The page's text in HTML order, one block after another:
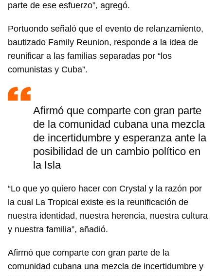
Guardar como favorito
Para poder guardar como favorito, primero has de
iniciar sesión con tu cuenta de 14ymedio.
parte de ese esfuerzo”, agregó.
Portuondo señaló que el evento de relanzamiento,
bautizado Family Reunion, responde a la idea de
reunificar a las familias separadas por “los
comunistas y Cuba”.
Afirmó que comparte con gran parte
de la comunidad cubana una mezcla
de incertidumbre y esperanza ante la
posibilidad de un cambio político en
la Isla
“Lo que yo quiero hacer con Crystal y la razón por
la cual La Tropical existe es la reunificación de
nuestra identidad, nuestra herencia, nuestra cultura
y nuestra familia”, añadió.
Afirmó que comparte con gran parte de la
comunidad cubana una mezcla de incertidumbre y